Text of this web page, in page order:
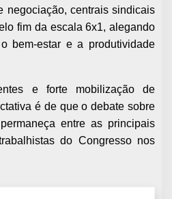
negociação, centrais sindicais
fim da escala 6x1, alegando
bem-estar e a produtividade
e forte mobilização de
é de que o debate sobre
entre as principais
do Congresso nos